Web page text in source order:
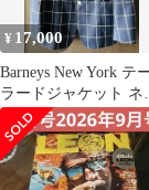
¥ 17,000
Barneys New York テ
ラードジャケット ネ
ビー